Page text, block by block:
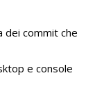
dei commit che
e console